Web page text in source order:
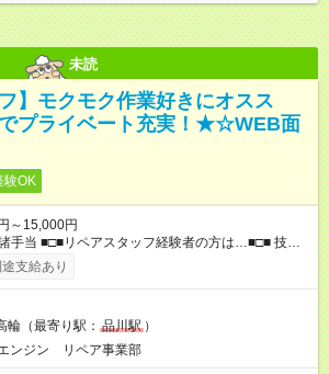
未読
】モクモク作業好きにオスス
プライベート充実！★☆WEB面
験OK
～15,000円
者の方は…■□■ 技術
日給を決定します！ ・現場数に応じて『日給が1.2
の他手当により『1.5倍』になることも…！ ・その他
給 ◆残業手当あり ◆子供手当あり ◆宿泊手当あり
を伴う現場の場合 ◆先輩スタッフの給与例
・週5日勤務Aさん ＞＞日給11，000円
＋諸手当 【試用期間】試用期間あり 試
支給あり
輪（最寄り駅： 品川駅 ）
ンジン リペア事業部